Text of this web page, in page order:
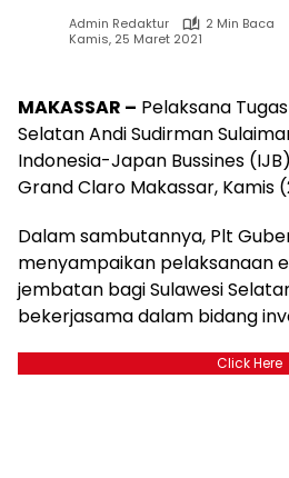
Admin Redaktur
2 Min Baca
Kamis, 25 Maret 2021
MAKASSAR – Pelaksana
Selatan Andi Sudirman
Indonesia-Japan Bussines
Grand Claro Makassar, Kamis
Dalam sambutannya, Plt
menyampaikan pelaksanaan
jembatan bagi Sulawesi
bekerjasama dalam bidang
Click Here